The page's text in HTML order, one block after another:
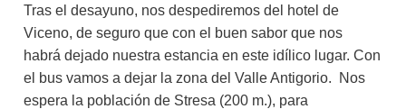
Tras el desayuno, nos despediremos del hotel de
Viceno, de seguro que con el buen sabor que nos
habrá dejado nuestra estancia en este idílico lugar. Con
el bus vamos a dejar la zona del Valle Antigorio. Nos
espera la población de Stresa (200 m.), para